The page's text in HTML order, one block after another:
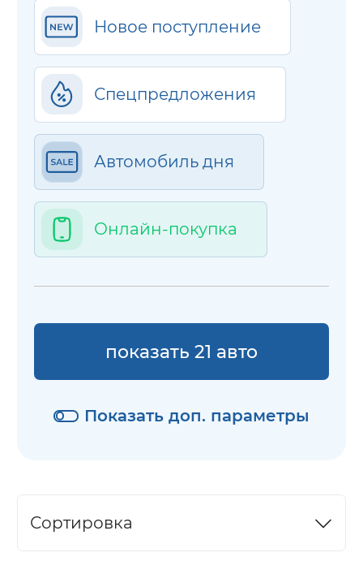
Новое поступление
Спецпредложения
Автомобиль дня
Онлайн-покупка
Показать доп. параметры
показать 21 авто
Сортировка